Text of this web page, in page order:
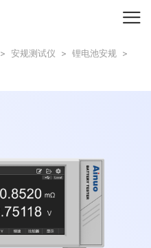
> 安规测试仪 > 锂电池安规 >